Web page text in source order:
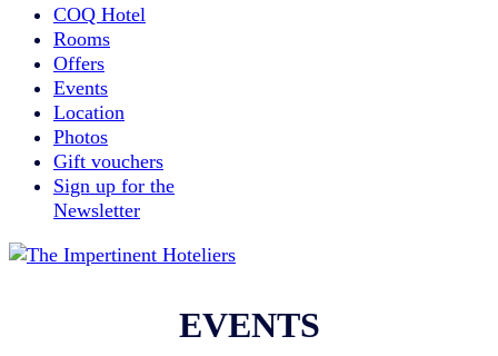
COQ Hotel
Rooms
Offers
Events
Location
Photos
Gift vouchers
Sign up for the
Newsletter
EVENTS